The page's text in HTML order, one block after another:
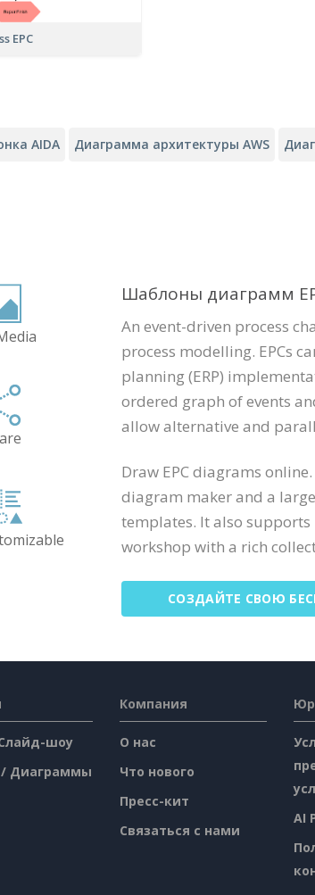
EPC
AIDA Диаграмма архитектуры AWS
Шаблоны диаграмм
An event-driven process
process modelling. EPCs
planning (ERP)
ordered graph of events
allow alternative and
Draw EPC diagrams
diagram maker and a
templates. It also
workshop with a rich
СОЗДАЙТЕ СВОЮ
шоу
Диаграммы
Компания
О нас
Что нового
Пресс-кит
Связаться с нами
AI